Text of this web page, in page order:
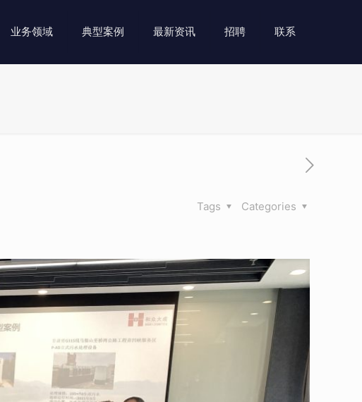
业务领域 典型案例 最新资讯 招聘 联系
Categories
Tags